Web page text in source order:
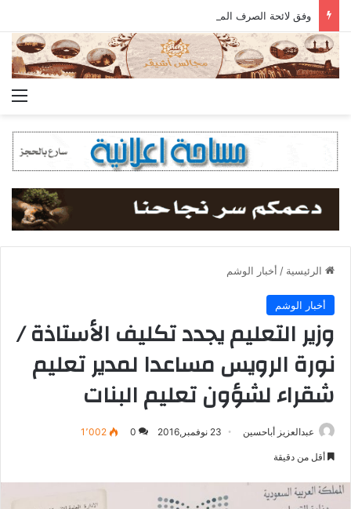
الرئيسية / أخبار الوشم
أخبار الوشم
وزير التعليم يجدد تكليف الأستاذة /
نورة الرويس مساعدا لمدير تعليم
شقراء لشؤون تعليم البنات
عبدالعزيز أباحسين 23 نوفمبر,2016 0 1٬002
أقل من دقيقة